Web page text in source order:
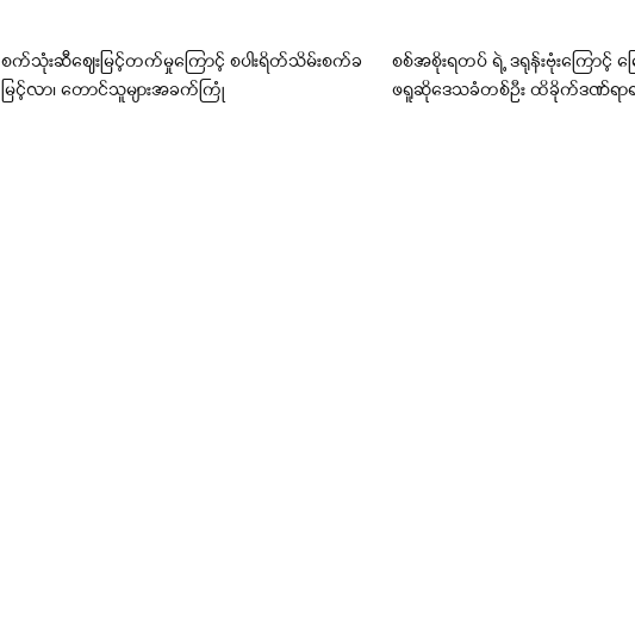
စက်သုံးဆီဈေးမြင့်တက်မှုကြောင့် စပါးရိတ်သိမ်းစက်ခ
မြင့်လာ၊ တောင်သူများအခက်ကြုံ
စစ်အစိုးရတပ် ရဲ့ ဒရုန်းဗုံးကြောင့် မ
ဖရူဆိုဒေသခံတစ်ဦး ထိခိုက်ဒဏ်ရာ